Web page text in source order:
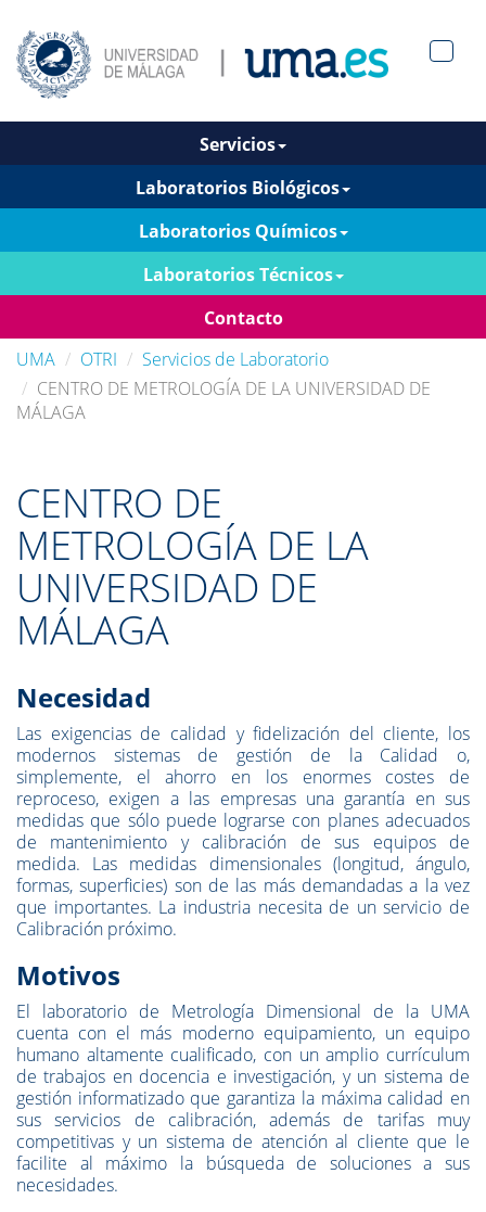
Servicios
Laboratorios Biológicos
Laboratorios Químicos
Laboratorios Técnicos
Contacto
UMA
OTRI
Servicios de Laboratorio
CENTRO DE METROLOGÍA DE LA UNIVERSIDAD DE
MÁLAGA
CENTRO DE
METROLOGÍA DE LA
UNIVERSIDAD DE
MÁLAGA
Necesidad
Las exigencias de calidad y fidelización del cliente, los
modernos sistemas de gestión de la Calidad o,
simplemente, el ahorro en los enormes costes de
reproceso, exigen a las empresas una garantía en sus
medidas que sólo puede lograrse con planes adecuados
de mantenimiento y calibración de sus equipos de
medida. Las medidas dimensionales (longitud, ángulo,
formas, superficies) son de las más demandadas a la vez
que importantes. La industria necesita de un servicio de
Calibración próximo.
Motivos
El laboratorio de Metrología Dimensional de la UMA
cuenta con el más moderno equipamiento, un equipo
humano altamente cualificado, con un amplio currículum
de trabajos en docencia e investigación, y un sistema de
gestión informatizado que garantiza la máxima calidad en
sus servicios de calibración, además de tarifas muy
competitivas y un sistema de atención al cliente que le
facilite al máximo la búsqueda de soluciones a sus
necesidades.